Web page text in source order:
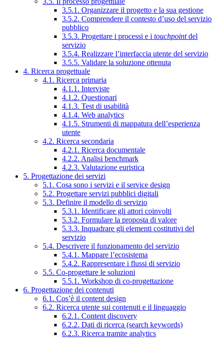
3.5.1. Organizzare il progetto e la sua gestione
3.5.2. Comprendere il contesto d’uso del servizio
pubblico
3.5.3. Progettare i processi e i touchpointdel
servizio
3.5.4. Realizzare l’interfaccia utente del servizio
3.5.5. Validare la soluzione ottenuta
4. Ricerca progettuale
4.1. Ricerca primaria
4.1.1. Interviste
4.1.2. Questionari
4.1.3. Test di usabilità
4.1.4. Web analytics
4.1.5. Strumenti di mappatura dell’esperienza
utente
4.2. Ricerca secondaria
4.2.1. Ricerca documentale
4.2.2. Analisi benchmark
4.2.3. Valutazione euristica
5. Progettazione dei servizi
5.1. Cosa sono i servizi e il service design
5.2. Progettare servizi pubblici digitali
5.3. Definire il modello di servizio
5.3.1. Identificare gli attori coinvolti
5.3.2. Formulare la proposta di valore
5.3.3. Inquadrare gli elementi costitutivi del
servizio
5.4. Descrivere il funzionamento del servizio
5.4.1. Mappare l’ecosistema
5.4.2. Rappresentare i flussi di servizio
5.5. Co-progettare le soluzioni
5.5.1. Workshop di co-progettazione
6. Progettazione dei contenuti
6.1. Cos’è il content design
6.2. Ricerca utente sui contenuti e il linguaggio
6.2.1. Content discovery
6.2.2. Dati di ricerca (search keywords)
6.2.3. Ricerca tramite analytics